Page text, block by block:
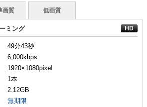
画質 低画質
ミング
49分43秒
6,000kbps
1920×1080pixel
1本
2.12GB
無期限